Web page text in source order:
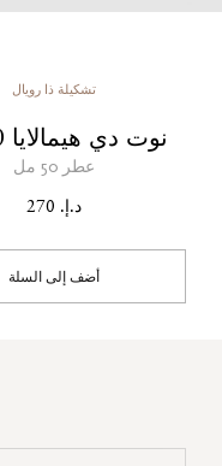
تشكيلة ذا رويال
نوت دي هيمالايا 50 مل
عطر 50 مل
د.إ. 270
أضف إلى السلة